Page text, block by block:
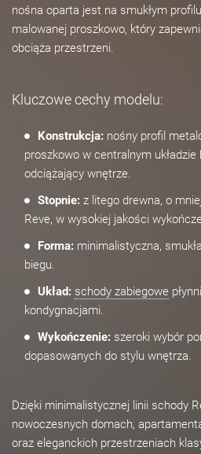
nośna oparta jest na smukłym
malowanej proszkowo, który
obciąża przestrzeni.
Kluczowe cechy modelu:
Konstrukcja: nośny profil
proszkowo w centralnym
odciążający wnętrze.
Stopnie: z litego drewna, o
Reve, w wysokiej jakości
Forma: minimalistyczna,
biegu.
Układ: schody zabiegowe
kondygnacjami.
Wykończenie: szeroki wybór
dopasowanych do stylu wnętrza.
Dzięki minimalistycznej linii schody
nowoczesnych domach,
oraz eleganckich przestrzeniach